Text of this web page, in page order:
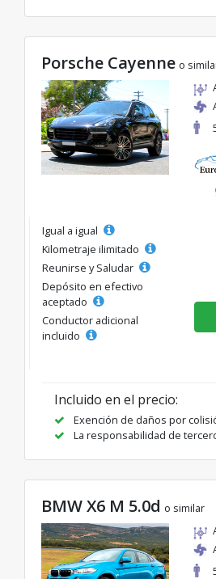
Porsche Cayenne o
Igual a igual
Kilometraje ilimitado
Reunirse y Saludar
Depósito en efectivo
aceptado
Conductor adicional
incluido
Incluido en el precio:
Exención de daños por
La responsabilidad de
BMW X6 M 5.0d o similar